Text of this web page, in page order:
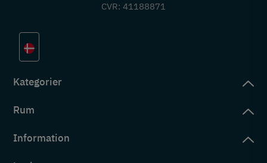
CVR: 41188871
Kategorier
Rum
Information